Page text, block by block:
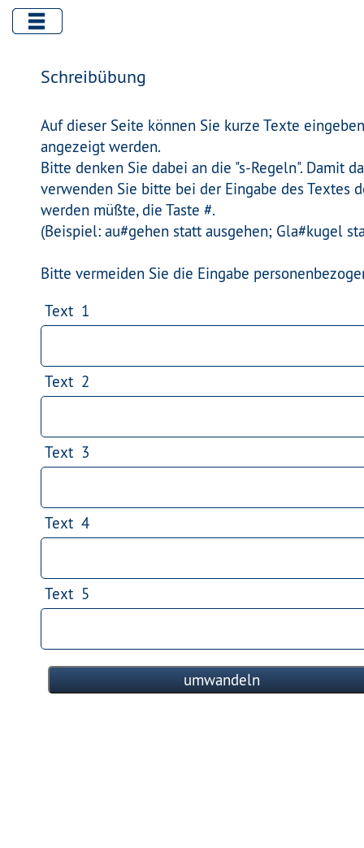
Schreibübung
Auf dieser Seite können Sie kurze Texte
angezeigt werden.
Bitte denken Sie dabei an die "s-Regeln". Damit
verwenden Sie bitte bei der Eingabe des Textes
werden müßte, die Taste #.
(Beispiel: au#gehen statt ausgehen; Gla#kugel
Bitte vermeiden Sie die Eingabe
Text 1
Text 2
Text 3
Text 4
Text 5